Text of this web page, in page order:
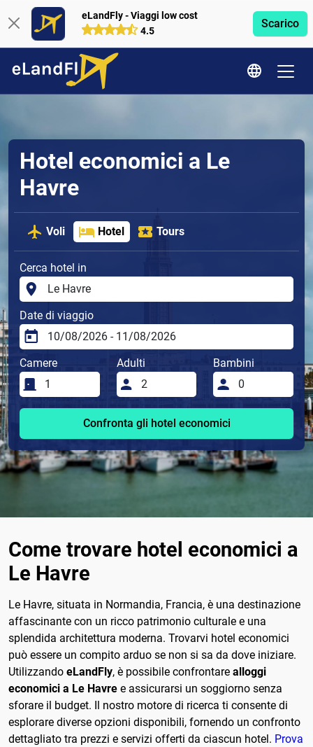
eLandFly - Viaggi low cost
4.5
Scarico
Hotel economici a Le
Havre
Voli Hotel Tours
Cerca hotel in
Date di viaggio
Camere Adulti Bambini
Confronta gli hotel economici
Come trovare hotel economici a
Le Havre
Le Havre, situata in Normandia, Francia, è una destinazione
affascinante con un ricco patrimonio culturale e una
splendida architettura moderna. Trovarvi hotel economici
può essere un compito arduo se non si sa da dove iniziare.
Utilizzando eLandFly, è possibile confrontare alloggi
economici a Le Havre e assicurarsi un soggiorno senza
sforare il budget. Il nostro motore di ricerca ti consente di
esplorare diverse opzioni disponibili, fornendo un confronto
dettagliato tra prezzi e servizi offerti da ciascun hotel. Prova